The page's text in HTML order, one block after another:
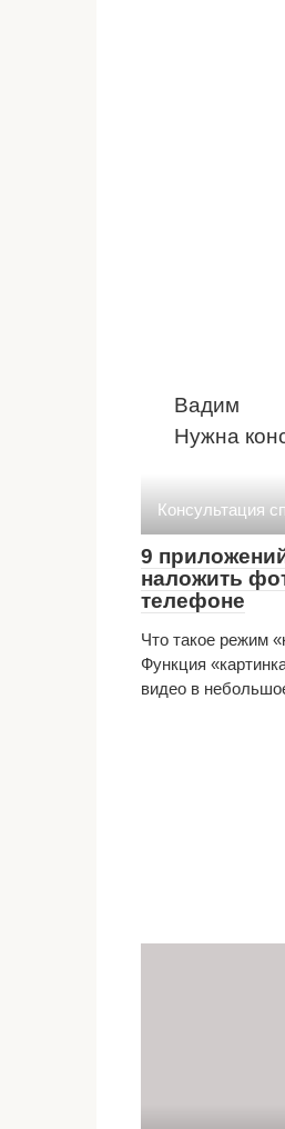
Вадим
Нужна
Консультация
9
наложить
телефоне
Что такое режим
Функция
видео в